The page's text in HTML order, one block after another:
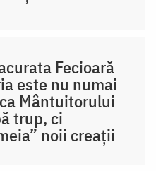
Fecioară
este nu numai
Mântuitorului
trup, ci
noii creații